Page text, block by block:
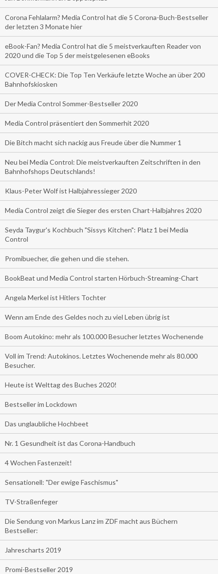
Corona Fehlalarm? Media Control hat die 5 Corona-Buch-Bestseller
der letzten 3 Monate hier
eBook-Fan? Media Control hat die 5 meistverkauften Reader von
2020 und die Top 5 der meistgelesenen eBooks
COVER-CHECK: Die Top Ten Verkäufe letzte Woche an über 200
Bahnhofskiosken
Der Media Control Sommer-Bestseller 2020
Media Control präsentiert den Sommerhit 2020
Die Bitch macht sich nackig aus Freude über die Nummer 1
Neu bei Media Control: Die meistverkauften Zeitschriften in den
Bahnhofshops Deutschlands!
Klaus-Peter Wolf ist Halbjahressieger 2020
Media Control zeigt die Sieger des ersten Chart-Halbjahres 2020
Seyda Taygur's Kochbuch "Sissys Kitchen": Platz 1 bei Media
Control
Promibuecher, die gehen und die stehen.
BookBeat und Media Control starten Hörbuch-Streaming-Chart
Angela Merkel ist Hitlers Tochter
Wenn am Ende des Geldes noch zu viel Leben übrig ist
Boom Autokino: mehr als 100.000 Besucher letztes Wochenende
Voll im Trend: Autokinos. Letztes Wochenende mehr als 80.000
Besucher.
Heute ist Welttag des Buches 2020!
Bestseller im Lockdown
Das unglaubliche Hochbeet
Nr. 1 Gesundheit ist das Corona-Handbuch
4 Wochen Fastenzeit!
Sensationell: "Der ewige Faschismus"
TV-Straßenfeger
Die Sendung von Markus Lanz im ZDF macht aus Büchern
Bestseller:
Jahrescharts 2019
Promi-Bestseller 2019